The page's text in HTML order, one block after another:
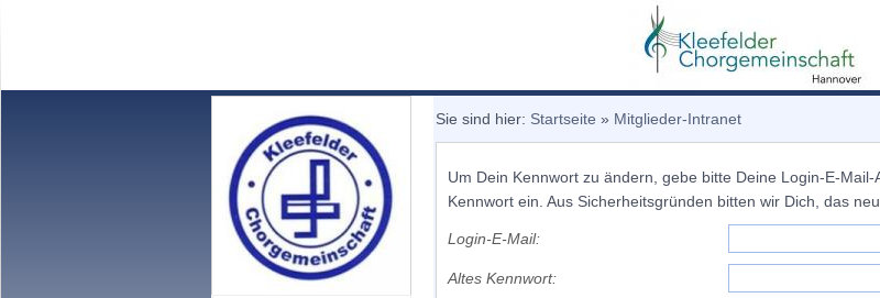
Sie sind hier: Startseite » Mitglieder-Intranet
Um Dein Kennwort zu ändern, gebe bitte Deine Login-E-
Kennwort ein. Aus Sicherheitsgründen bitten wir Dich, das
Login-E-Mail:
Altes Kennwort: